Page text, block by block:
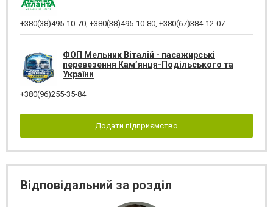
+380(38)495-10-70, +380(38)495-10-80, +380(67)384-12-07
ФОП Мельник Віталій - пасажирські
перевезення Кам’янця-Подільського та
України
+380(96)255-35-84
Додати підприємство
Відповідальний за розділ